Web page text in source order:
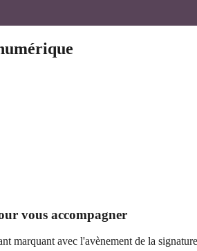
vous accompagner
marquant avec l'avènement de la